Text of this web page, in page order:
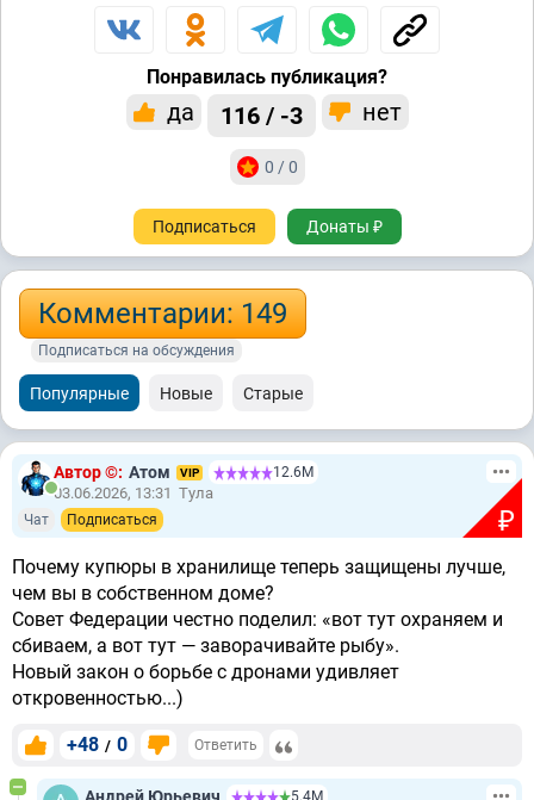
Понравилась публикация?
да 116 / -3 нет
0 / 0
Подписаться Донаты ₽
Комментарии: 149
Подписаться на обсуждения
Популярные Новые Старые
₽
Автор ©: Атом VIP 12.6М
03.06.2026, 13:31 Тула
Чат Подписаться
Почему купюры в хранилище теперь защищены лучше,
чем вы в собственном доме?
Совет Федерации честно поделил: «вот тут охраняем и
сбиваем, а вот тут — заворачивайте рыбу».
Новый закон о борьбе с дронами удивляет
откровенностью...)
+48 / 0 Ответить
5.4М